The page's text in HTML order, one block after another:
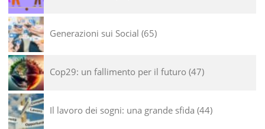
Generazioni sui Social 65
Cop29: un fallimento per il futuro 47
Il lavoro dei sogni: una grande sfida 44